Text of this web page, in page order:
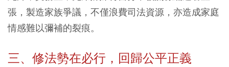
張，製造家族爭議，不僅浪費司法資源，亦造成家庭
情感難以彌補的裂痕。
三、修法勢在必行，回歸公平正義